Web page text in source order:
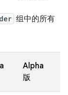
组中的所有
Alpha
版